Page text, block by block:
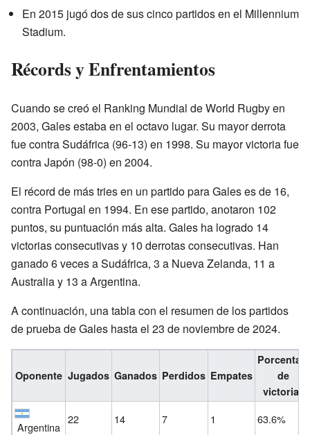
En 2015 jugó dos de sus cinco partidos en el Millennium
Stadium.
Récords y Enfrentamientos
Cuando se creó el Ranking Mundial de World Rugby en
2003, Gales estaba en el octavo lugar. Su mayor derrota
fue contra Sudáfrica (96-13) en 1998. Su mayor victoria fue
contra Japón (98-0) en 2004.
El récord de más tries en un partido para Gales es de 16,
contra Portugal en 1994. En ese partido, anotaron 102
puntos, su puntuación más alta. Gales ha logrado 14
victorias consecutivas y 10 derrotas consecutivas. Han
ganado 6 veces a Sudáfrica, 3 a Nueva Zelanda, 11 a
Australia y 13 a Argentina.
A continuación, una tabla con el resumen de los partidos
de prueba de Gales hasta el 23 de noviembre de 2024.
Oponente Jugados Ganados Perdidos Empates
Porcentaje
de
victorias
Argentina
22 14 7 1 63.6%